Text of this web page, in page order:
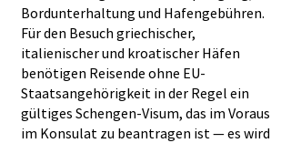
Bordunterhaltung und Hafengebühren.
Für den Besuch griechischer,
italienischer und kroatischer Häfen
benötigen Reisende ohne EU-
Staatsangehörigkeit in der Regel ein
gültiges Schengen-Visum, das im Voraus
im Konsulat zu beantragen ist — es wird